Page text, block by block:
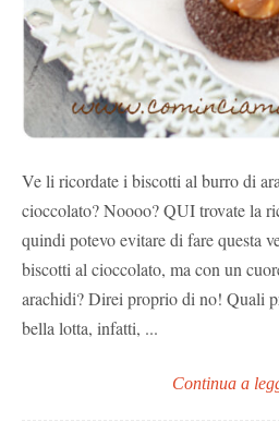
Ve li ricordate i biscotti al burro di
cioccolato? Noooo? QUI trovate la
quindi potevo evitare di fare questa
biscotti al cioccolato, ma con un
arachidi? Direi proprio di no! Quali
bella lotta, infatti, ...
Continua a